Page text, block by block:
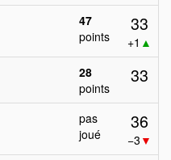
47
points
33
+1 ▲
28
points
33
pas
joué
36
−3 ▼